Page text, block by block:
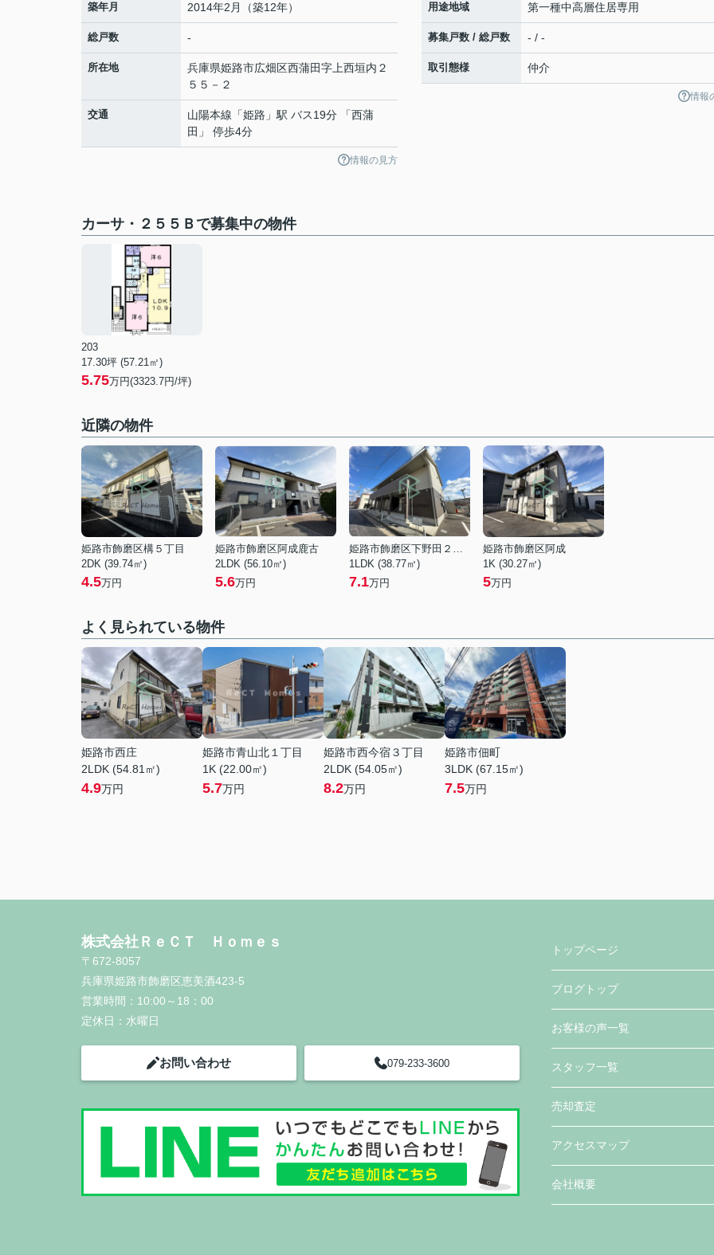
築年月 2014年2月（築12年）
総戸数 -
所在地 兵庫県姫路市広畑区西蒲田字上西垣内２
５５－２
交通 山陽本線 「姫路 」駅 バス19分 「西蒲
田」 停歩4分
情報の見方
用途地域 第一種中高層住居専用
募集戸数 / 総戸数 - / -
取引態様 仲介
情報
カーサ・２５５Ｂで募集中の物件
203
17.30坪 (57.21㎡)
5.75万円(3323.7円/坪)
近隣の物件
姫路市飾磨区構５丁目
2DK (39.74㎡)
4.5万円
姫路市飾磨区阿成鹿古
2LDK (56.10㎡)
5.6万円
姫路市飾磨区下野田２丁目
1LDK (38.77㎡)
7.1万円
姫路市飾磨区阿成
1K (30.27㎡)
5万円
よく見られている物件
姫路市西庄
2LDK (54.81㎡)
4.9万円
姫路市青山北１丁目
1K (22.00㎡)
5.7万円
姫路市西今宿３丁目
2LDK (54.05㎡)
8.2万円
姫路市佃町
3LDK (67.15㎡)
7.5万円
株式会社ＲｅＣＴ Ｈｏｍｅｓ
〒672-8057
兵庫県姫路市飾磨区恵美酒423-5
営業時間： 10:00～18：00
定休日： 水曜日
お問い合わせ 079-233-3600
トップページ
ブログトップ
お客様の声一覧
スタッフ一覧
売却査定
アクセスマップ
会社概要